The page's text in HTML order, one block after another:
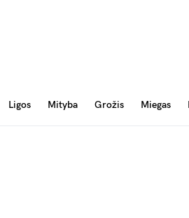
Ligos Mityba Grožis Miegas